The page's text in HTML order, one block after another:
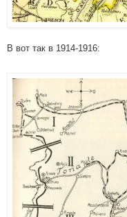
В вот так в 1914-1916: